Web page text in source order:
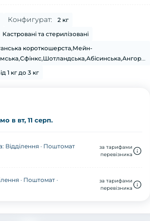
Конфигурат:
2 кг
Кастровані та стерилізовані
короткошерста,Мейн-
1 кг до 3 кг
в вт, 11 серп.
Відділення · Поштомат
за тарифами
перевізника
· Поштомат ·
за тарифами
перевізника